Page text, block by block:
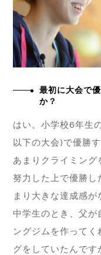
最初に大会で
か？
はい。小学校6年生
以下の大会)で優勝
あまりクライミング
努力した上で優勝し
まり大きな達成感が
中学生のとき、父が
ングジムを作ってく
グをしていたんです